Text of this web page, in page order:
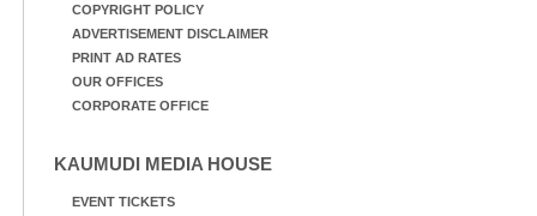
COPYRIGHT POLICY
ADVERTISEMENT DISCLAIMER
PRINT AD RATES
OUR OFFICES
CORPORATE OFFICE
KAUMUDI MEDIA HOUSE
EVENT TICKETS